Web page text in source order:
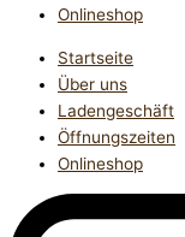
Onlineshop
Startseite
Über uns
Ladengeschäft
Öffnungszeiten
Onlineshop